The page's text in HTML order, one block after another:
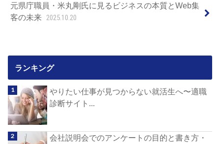
元県庁職員・米丸剛氏に見るビジネスの本質とWeb集
客の未来 2025.10.20
ランキング
やりたい仕事が見つからない就活生へ〜適職
診断サイト...
会社説明会でのアンケートの目的と書き方・